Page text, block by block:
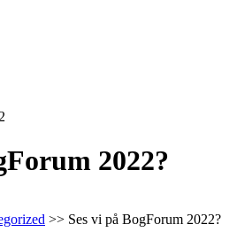
2022?
>> Ses vi på BogForum 2022?